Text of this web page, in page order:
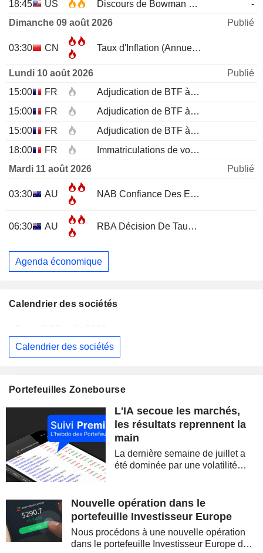
18:45
US Discours de Bowman de la Fed
-
Dimanche 09 août 2026
Publié
03:30 CN Taux d'Inflation (Annuel)
Lundi 10 août 2026
Publié
15:00
FR
Adjudication de BTF à 12 mois
15:00
FR
Adjudication de BTF à 6 mois
15:00
FR
Adjudication de BTF à 3 mois
18:00
FR
Immatriculations de voitures neuves (annuelles)
Mardi 11 août 2026
Publié
03:30 AU NAB Confiance Des Entreprises
06:30 AU RBA Décision De Taux D'Intérêt
Agenda économique
Calendrier des sociétés
BERKSHIRE HATHAWAY INC.
Samedi 08 août 2026
WESTPAC BANKING CORPORATION Publication des résultats - Q3 2026 AS
BARRICK MINING CORPORATION
SIMON PROPERTY GROUP, INC. Publication des résultats - Q2 2026
FERGUSON ENTERPRISES INC.
ROCKET LAB CORPORATION Publication des résultats - Q2 2026
AMRIZE AG Publication des résultats - Q2 2026
Calendrier des sociétés
Portefeuilles Zonebourse
L'IA secoue les marchés,
les résultats reprennent la
main
La dernière semaine de juillet a
été dominée par une volatilité
semi-conducteurs. Les
inquiétudes sur la soutenabilité
Nouvelle opération dans le
portefeuille Investisseur Europe
Nous procédons à une nouvelle opération
dans le portefeuille Investisseur Europe de